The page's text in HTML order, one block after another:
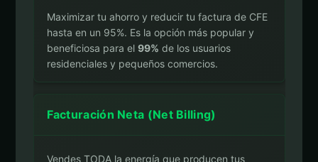
Maximizar tu ahorro y reducir tu factura de CFE
hasta en un 95%. Es la opción más popular y
beneficiosa para el 99% de los usuarios
residenciales y pequeños comercios.
Facturación Neta (Net Billing)
Vendes TODA la energía que producen tus